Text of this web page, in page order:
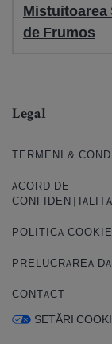
Mistuitoarea
de Frumos
Legal
TERMENI &
ACORD DE
POLITICA
PRELUCRAREA
CONTACT
SETĂRI